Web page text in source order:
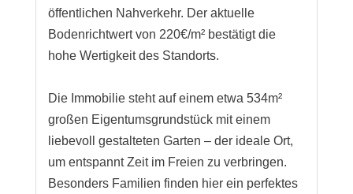
öffentlichen Nahverkehr. Der aktuelle
Bodenrichtwert von 220€/m² bestätigt die
hohe Wertigkeit des Standorts.
Die Immobilie steht auf einem etwa 534m²
großen Eigentumsgrundstück mit einem
liebevoll gestalteten Garten – der ideale Ort,
um entspannt Zeit im Freien zu verbringen.
Besonders Familien finden hier ein perfektes